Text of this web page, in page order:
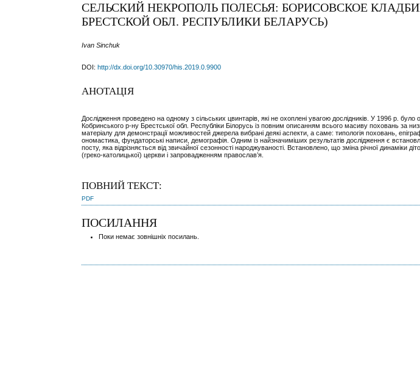
СЕЛЬСКИЙ НЕКРОПОЛЬ ПОЛЕСЬЯ: БОРИСОВСКОЕ
БРЕСТСКОЙ ОБЛ. РЕСПУБЛИКИ БЕЛАРУСЬ)
Ivan Sinchuk
DOI:http://dx.doi.org/10.30970/his.2019.0.9900
АНОТАЦІЯ
Дослідження проведено на одному з сільських цвинтарів, які не охоплені увагою дослідників. У 1996 р.
Кобринського р-ну Брестської обл. Республіки Білорусь із повним описанням всього масиву поховань за
матеріалу для демонстрації можливостей джерела вибрані деякі аспекти, а саме: типологія поховань,
ономастика, фундаторські написи, демографія. Одним із найзначиміших результатів дослідження є
посту, яка відрізняється від звичайної сезонності народжуваності. Встановлено, що зміна річної динаміки
(греко-католицької) церкви і запровадженням православ’я.
ПОВНИЙ ТЕКСТ:
PDF
ПОСИЛАННЯ
Поки немає зовнішніх посилань.